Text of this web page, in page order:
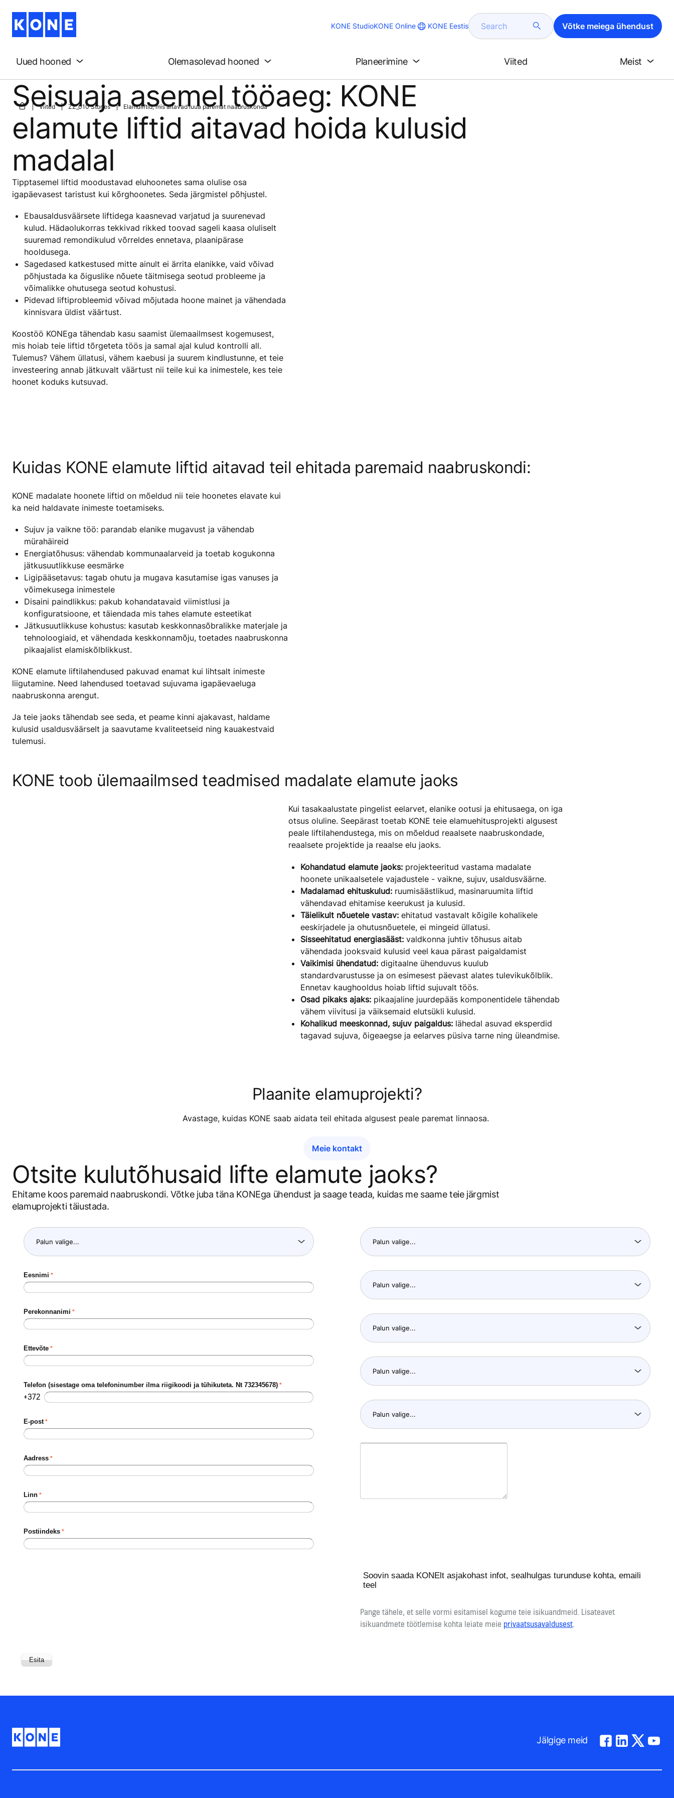
KONE StudioKONE Online KONE Eestis Search Võtke meiega ühendust
Uued hooned Olemasolevad hooned Planeerimine Viited Meist
Viited ZZ_010 Stories Elamuliftid, mis aitavad luua paremat naabruskonda
Seisuaja asemel tööaeg: KONE
elamute liftid aitavad hoida kulusid
madalal
Tipptasemel liftid moodustavad eluhoonetes sama olulise osa
igapäevasest taristust kui kõrghoonetes. Seda järgmistel põhjustel.
Ebausaldusväärsete liftidega kaasnevad varjatud ja suurenevad
kulud. Hädaolukorras tekkivad rikked toovad sageli kaasa oluliselt
suuremad remondikulud võrreldes ennetava, plaanipärase
hooldusega.
Sagedased katkestused mitte ainult ei ärrita elanikke, vaid võivad
põhjustada ka õiguslike nõuete täitmisega seotud probleeme ja
võimalikke ohutusega seotud kohustusi.
Pidevad liftiprobleemid võivad mõjutada hoone mainet ja vähendada
kinnisvara üldist väärtust.
Koostöö KONEga tähendab kasu saamist ülemaailmsest kogemusest,
mis hoiab teie liftid tõrgeteta töös ja samal ajal kulud kontrolli all.
Tulemus? Vähem üllatusi, vähem kaebusi ja suurem kindlustunne, et teie
investeering annab jätkuvalt väärtust nii teile kui ka inimestele, kes teie
hoonet koduks kutsuvad.
Kuidas KONE elamute liftid aitavad teil ehitada paremaid naabruskondi:
KONE madalate hoonete liftid on mõeldud nii teie hoonetes elavate kui
ka neid haldavate inimeste toetamiseks.
Sujuv ja vaikne töö: parandab elanike mugavust ja vähendab
mürahäireid
Energiatõhusus: vähendab kommunaalarveid ja toetab kogukonna
jätkusuutlikkuse eesmärke
Ligipääsetavus: tagab ohutu ja mugava kasutamise igas vanuses ja
võimekusega inimestele
Disaini paindlikkus: pakub kohandatavaid viimistlusi ja
konfiguratsioone, et täiendada mis tahes elamute esteetikat
Jätkusuutlikkuse kohustus: kasutab keskkonnasõbralikke materjale ja
tehnoloogiaid, et vähendada keskkonnamõju, toetades naabruskonna
pikaajalist elamiskõlblikkust.
KONE elamute liftilahendused pakuvad enamat kui lihtsalt inimeste
liigutamine. Need lahendused toetavad sujuvama igapäevaeluga
naabruskonna arengut.
Ja teie jaoks tähendab see seda, et peame kinni ajakavast, haldame
kulusid usaldusväärselt ja saavutame kvaliteetseid ning kauakestvaid
tulemusi.
KONE toob ülemaailmsed teadmised madalate elamute jaoks
Kui tasakaalustate pingelist eelarvet, elanike ootusi ja ehitusaega, on iga
otsus oluline. Seepärast toetab KONE teie elamuehitusprojekti algusest
peale liftilahendustega, mis on mõeldud reaalsete naabruskondade,
reaalsete projektide ja reaalse elu jaoks.
Kohandatud elamute jaoks:projekteeritud vastama madalate
hoonete unikaalsetele vajadustele - vaikne, sujuv, usaldusväärne.
Madalamad ehituskulud: ruumisäästlikud, masinaruumita liftid
vähendavad ehitamise keerukust ja kulusid.
Täielikult nõuetele vastav:ehitatud vastavalt kõigile kohalikele
eeskirjadele ja ohutusnõuetele, ei mingeid üllatusi.
Sisseehitatud energiasääst:valdkonna juhtiv tõhusus aitab
vähendada jooksvaid kulusid veel kaua pärast paigaldamist
Vaikimisi ühendatud:digitaalne ühenduvus kuulub
standardvarustusse ja on esimesest päevast alates tulevikukõlblik.
Ennetav kaughooldus hoiab liftid sujuvalt töös.
Osad pikaks ajaks:pikaajaline juurdepääs komponentidele tähendab
vähem viivitusi ja väiksemaid elutsükli kulusid.
Kohalikud meeskonnad, sujuv paigaldus:lähedal asuvad eksperdid
tagavad sujuva, õigeaegse ja eelarves püsiva tarne ning üleandmise.
Plaanite elamuprojekti?
Avastage, kuidas KONE saab aidata teil ehitada algusest peale paremat linnaosa.
Meie kontakt
Otsite kulutõhusaid lifte elamute jaoks?
Ehitame koos paremaid naabruskondi. Võtke juba täna KONEga ühendust ja saage teada, kuidas me saame teie järgmist
elamuprojekti täiustada.
Eesnimi
Perekonnanimi
Ettevõte
Telefon (sisestage oma telefoninumber ilma riigikoodi ja tühikuteta. Nt 732345678)
+372
E-post
Aadress
Linn
Postiindeks
Soovin saada KONElt asjakohast infot, sealhulgas turunduse kohta, emaili
teel
Pange tähele, et selle vormi esitamisel kogume teie isikuandmeid. Lisateavet
isikuandmete töötlemise kohta leiate meie privaatsusavaldusest.
Jälgige meid